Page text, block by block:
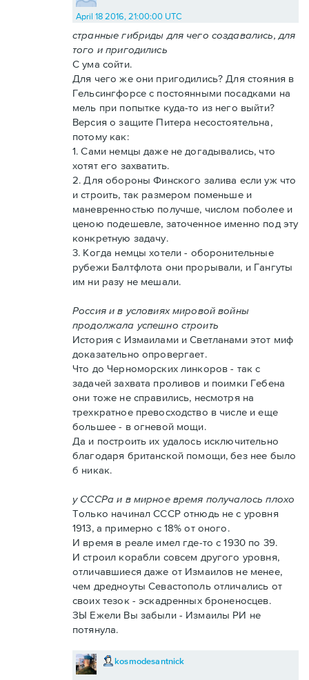
April 18 2016, 21:00:00 UTC
странные гибриды для чего создавались, для
того и пригодились
С ума сойти.
Для чего же они пригодились? Для стояния в
Гельсингфорсе с постоянными посадками на
мель при попытке куда-то из него выйти?
Версия о защите Питера несостоятельна,
потому как:
1. Сами немцы даже не догадывались, что
хотят его захватить.
2. Для обороны Финского залива если уж что
и строить, так размером поменьше и
маневренностью получше, числом поболее и
ценою подешевле, заточенное именно под эту
конкретную задачу.
3. Когда немцы хотели - оборонительные
рубежи Балтфлота они прорывали, и Гангуты
им ни разу не мешали.
Россия и в условиях мировой войны
продолжала успешно строить
История с Измаилами и Светланами этот миф
доказательно опровергает.
Что до Черноморских линкоров - так с
задачей захвата проливов и поимки Гебена
они тоже не справились, несмотря на
трехкратное превосходство в числе и еще
большее - в огневой мощи.
Да и построить их удалось исключительно
благодаря британской помощи, без нее было
б никак.
у СССРа и в мирное время получалось плохо
Только начинал СССР отнюдь не с уровня
1913, а примерно с 18% от оного.
И время в реале имел где-то с 1930 по 39.
И строил корабли совсем другого уровня,
отличавшиеся даже от Измаилов не менее,
чем дредноуты Севастополь отличались от
своих тезок - эскадренных броненосцев.
ЗЫ Ежели Вы забыли - Измаилы РИ не
потянула.
kosmodesantnick